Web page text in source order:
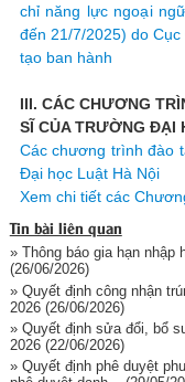
chỉ năng lực ngoại
đến 21/7/2025) do
tạo ban hành
III. CÁC CHƯƠNG
SĨ CỦA TRƯỜNG ĐẠI
Các chương trình đào
Đại học Luật Hà Nội
Xem chi tiết các
Tin bài liên quan
» Thông báo gia hạn nhập
(26/06/2026)
» Quyết định công nhận
2026(26/06/2026)
» Quyết định sửa đổi, bổ
2026(22/06/2026)
» Quyết định phê duyệt